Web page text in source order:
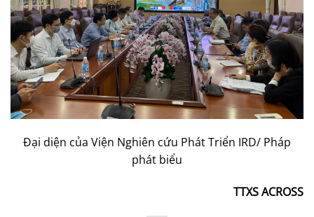
Đại diện của Viện Nghiên cứu Phát Triển IRD/ Pháp
phát biểu
TTXS ACROSS